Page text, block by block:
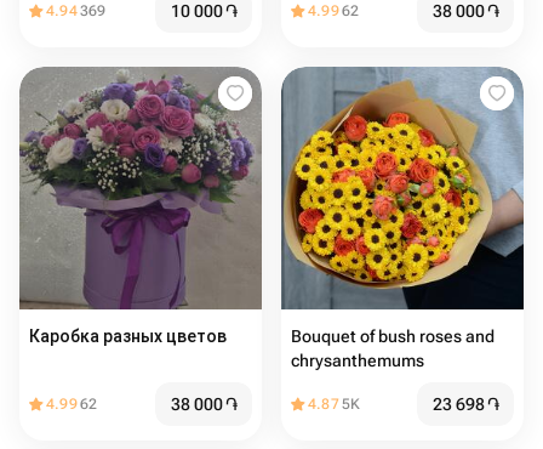
4.94369 10 000֏ 4.9962 38 000֏
Каробка разных цветов
4.9962 38 000֏
Bouquet of bush roses and
chrysanthemums
4.875K 23 698֏